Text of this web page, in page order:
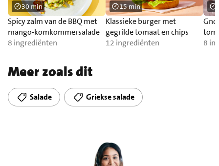
Spicy zalm van de BBQ met
mango-komkommersalade
8 ingrediënten
30 min
Klassieke burger met
gegrilde tomaat en chips
12 ingrediënten
15 min
zalm
8
Meer zoals dit
Salade Griekse salade